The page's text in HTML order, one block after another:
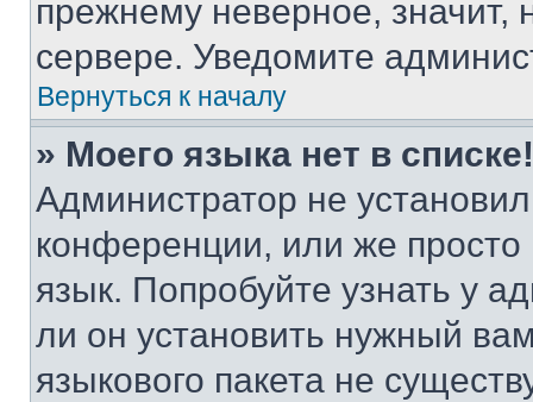
прежнему неверное, значит,
сервере. Уведомите
Вернуться к началу
» Моего языка нет в списке!
Администратор не
конференции, или же
язык. Попробуйте узнать у
ли он установить нужный
языкового пакета не